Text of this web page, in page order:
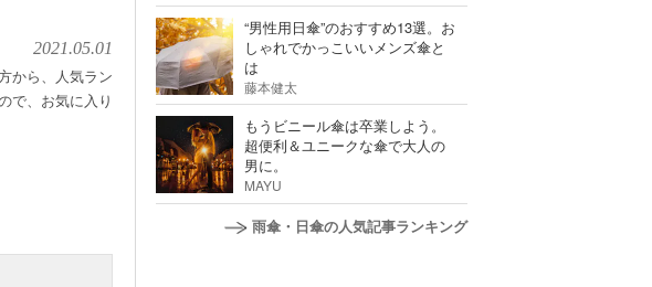
2021.05.01
から、人気ラン
で、お気に入り
“男性用日傘”のおすすめ13選。お
しゃれでかっこいいメンズ傘と
は
藤本健太
もうビニール傘は卒業しよう。
超便利＆ユニークな傘で大人の
男に。
MAYU
雨傘・日傘の人気記事ランキング